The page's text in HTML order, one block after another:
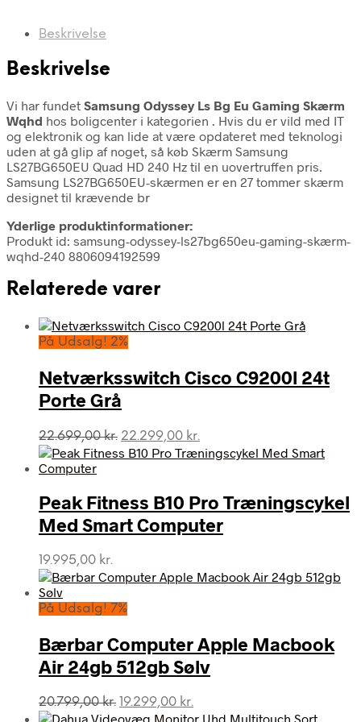
Beskrivelse
Beskrivelse
Vi har fundet Samsung Odyssey Ls Bg Eu Gaming Skærm
Wqhd hos boligcenter i kategorien . Hvis du er vild med IT
og elektronik og kan lide at være opdateret med teknologi
uden at gå glip af noget, så køb Skærm Samsung
LS27BG650EU Quad HD 240 Hz til en uovertruffen pris.
Samsung LS27BG650EU-skærmen er en 27 tommer skærm
designet til krævende br
Yderlige produktinformationer:
Produkt id: samsung-odyssey-ls27bg650eu-gaming-skærm-
wqhd-240 8806094192599
Relaterede varer
På Udsalg! 2%
Netværksswitch Cisco C9200l 24t
Porte Grå
22.699,00kr. Den
oprindelige
22.699,00 kr..
22.299,00 kr.
aktuelle
22.299,00 kr..
Peak Fitness B10 Pro Træningscykel
Med Smart Computer
19.995,00 kr.
På Udsalg! 7%
Bærbar Computer Apple Macbook
Air 24gb 512gb Sølv
20.799,00kr. Den
oprindelige
19.299,00 kr.
aktuelle